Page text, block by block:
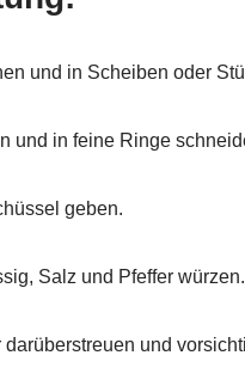
und in Scheiben oder
und in feine Ringe
geben.
Salz und Pfeffer würzen.
darüberstreuen und